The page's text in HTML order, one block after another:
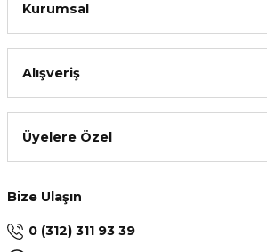
Kurumsal
Alışveriş
Üyelere Özel
Bize Ulaşın
0 (312) 311 93 39